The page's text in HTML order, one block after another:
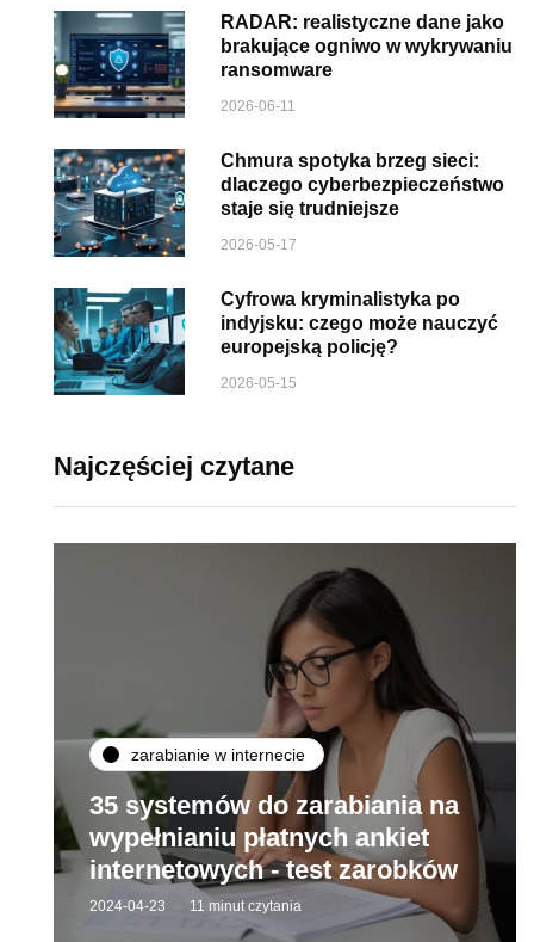
RADAR: realistyczne dane jako
brakujące ogniwo w wykrywaniu
ransomware
2026-06-11
Chmura spotyka brzeg sieci:
dlaczego cyberbezpieczeństwo
staje się trudniejsze
2026-05-17
Cyfrowa kryminalistyka po
indyjsku: czego może nauczyć
europejską policję?
2026-05-15
Najczęściej czytane
zarabianie w internecie
35 systemów do zarabiania na
wypełnianiu płatnych ankiet
internetowych - test zarobków
2024-04-23 11 minut czytania